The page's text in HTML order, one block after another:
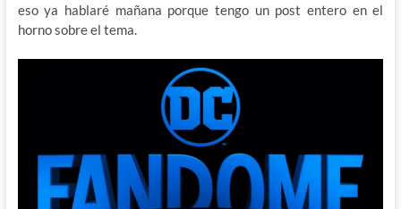
eso ya hablaré mañana porque tengo un post entero en el
horno sobre el tema.